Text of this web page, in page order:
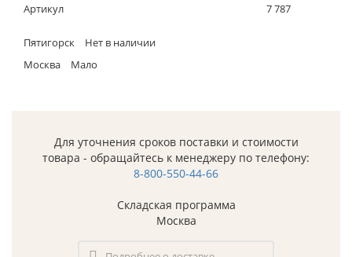
Артикул
7 787
Пятигорск
Нет в наличии
Москва
Мало
Для уточнения сроков поставки и стоимости
товара - обращайтесь к менеджеру по телефону:
8-800-550-44-66
Складская программа
Москва